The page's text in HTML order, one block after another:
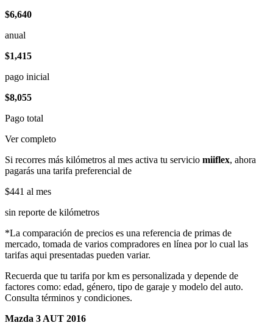
$6,640
anual
$1,415
pago inicial
$8,055
Pago total
Ver completo
Si recorres más kilómetros al mes activa tu servicio miiflex, ahora
pagarás una tarifa preferencial de
$441 al mes
sin reporte de kilómetros
*La comparación de precios es una referencia de primas de
mercado, tomada de varios compradores en línea por lo cual las
tarifas aqui presentadas pueden variar.
Recuerda que tu tarifa por km es personalizada y depende de
factores como: edad, género, tipo de garaje y modelo del auto.
Consulta términos y condiciones.
Mazda 3 AUT 2016